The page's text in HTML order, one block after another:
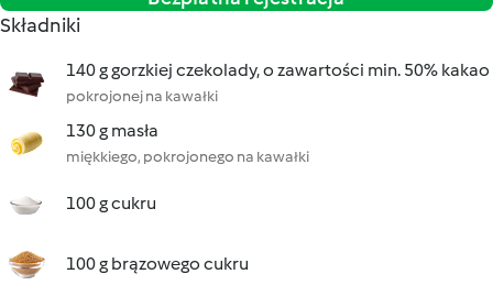
Składniki
140 g gorzkiej czekolady, o zawartości min. 50% kakao
pokrojonej na kawałki
130 g masła
miękkiego, pokrojonego na kawałki
100 g cukru
100 g brązowego cukru